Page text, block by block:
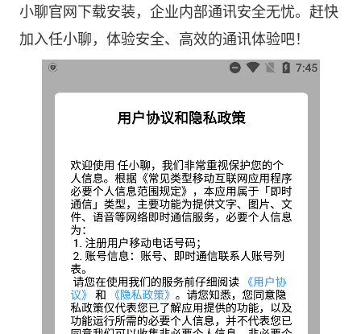
小聊官网下载安装，企业内部通讯安全无忧。赶快
加入任小聊，体验安全、高效的通讯体验吧！